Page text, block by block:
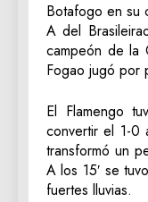
Botafogo en su
A del
campeón de la
Fogao jugó por
El Flamengo
convertir el 1-0
transformó un
A los 15′ se
fuertes lluvias.